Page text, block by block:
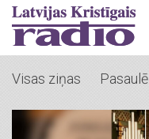
Visas ziņas Pasaulē